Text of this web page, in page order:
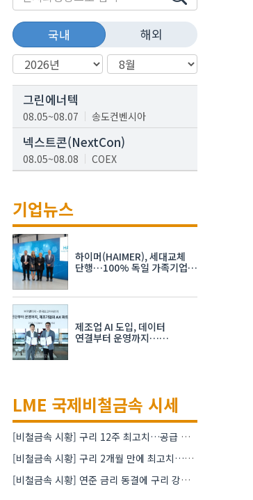
국내 해외
그린에너텍
08.05~08.07 송도컨벤시아
넥스트콘(NextCon)
08.05~08.08 COEX
08.19~08.21
K-PRINT
08.19~08.22
자율주행모빌리티산업전
08.25~08.27
차세대 반도체 패키징 산업전
08.26~08.28 수원컨벤션센터
기업뉴스
하이머(HAIMER), 세대교체
단행…100% 독일 가족기업
제조업 AI 도입, 데이터
연결부터 운영까지…
LME 국제비철금속 시세
[비철금속 시황] 구리 12주 최고치…공급 부족 우려에 강세
[비철금속 시황] 구리 2개월 만에 최고치…재고 감소에 공급 부족 우려 확대
[비철금속 시황] 연준 금리 동결에 구리 강세…공급 부족 우려도 가격 지지